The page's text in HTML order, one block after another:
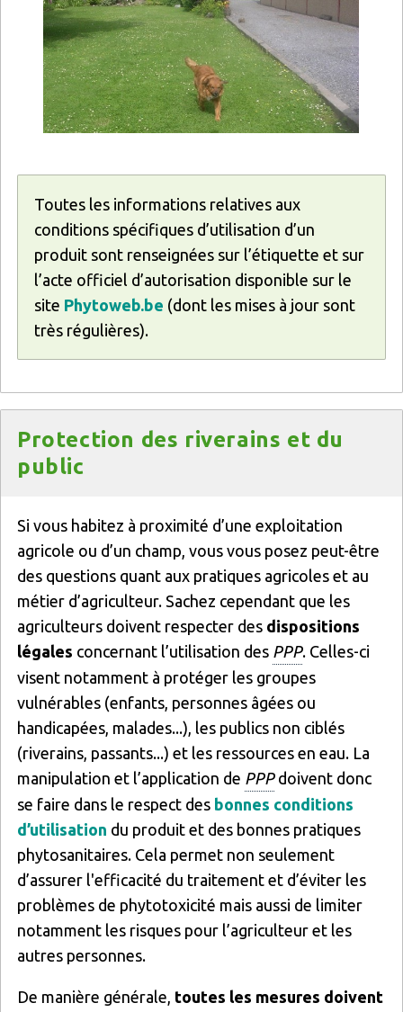
Toutes les informations relatives aux
conditions spécifiques d’utilisation d’un
produit sont renseignées sur l’étiquette et sur
l’acte officiel d’autorisation disponible sur le
site Phytoweb.be (dont les mises à jour sont
très régulières).
Protection des riverains et du
public
Si vous habitez à proximité d’une exploitation
agricole ou d’un champ, vous vous posez peut-être
des questions quant aux pratiques agricoles et au
métier d’agriculteur. Sachez cependant que les
agriculteurs doivent respecter des dispositions
légales concernant l’utilisation des PPP. Celles-ci
visent notamment à protéger les groupes
vulnérables (enfants, personnes âgées ou
handicapées, malades...), les publics non ciblés
(riverains, passants...) et les ressources en eau. La
manipulation et l’application de PPPdoivent donc
se faire dans le respect des bonnes conditions
d’utilisation du produit et des bonnes pratiques
phytosanitaires. Cela permet non seulement
d’assurer l'efficacité du traitement et d’éviter les
problèmes de phytotoxicité mais aussi de limiter
notamment les risques pour l’agriculteur et les
autres personnes.
De manière générale, toutes les mesures doivent